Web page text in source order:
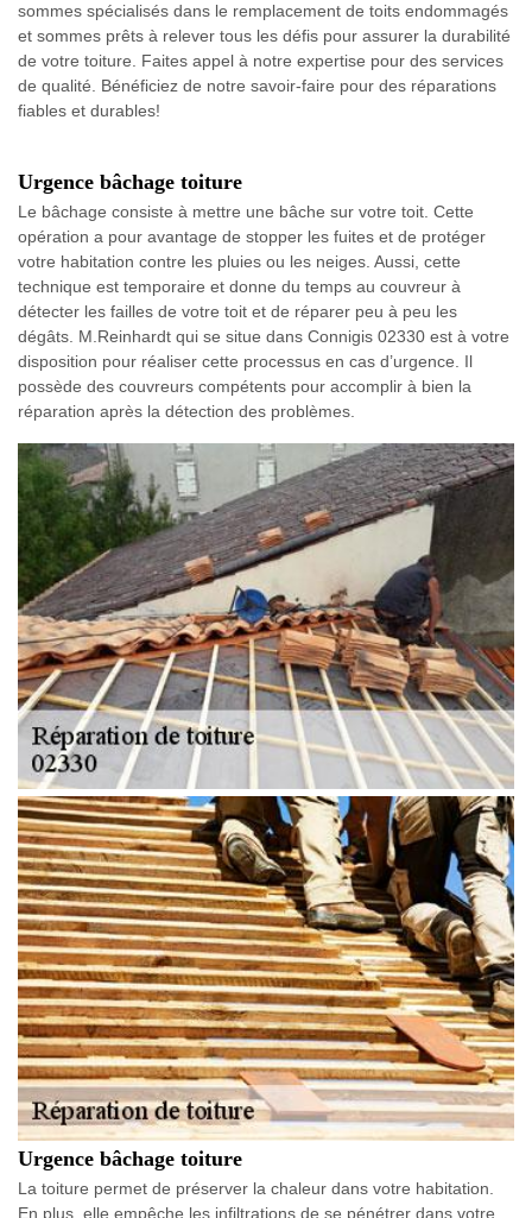
sommes spécialisés dans le remplacement de toits endommagés
et sommes prêts à relever tous les défis pour assurer la durabilité
de votre toiture. Faites appel à notre expertise pour des services
de qualité. Bénéficiez de notre savoir-faire pour des réparations
fiables et durables!
Urgence bâchage toiture
Le bâchage consiste à mettre une bâche sur votre toit. Cette
opération a pour avantage de stopper les fuites et de protéger
votre habitation contre les pluies ou les neiges. Aussi, cette
technique est temporaire et donne du temps au couvreur à
détecter les failles de votre toit et de réparer peu à peu les
dégâts. M.Reinhardt qui se situe dans Connigis 02330 est à votre
disposition pour réaliser cette processus en cas d’urgence. Il
possède des couvreurs compétents pour accomplir à bien la
réparation après la détection des problèmes.
Urgence bâchage toiture
La toiture permet de préserver la chaleur dans votre habitation.
En plus, elle empêche les infiltrations de se pénétrer dans votre